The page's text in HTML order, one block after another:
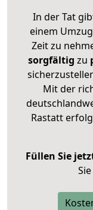
In der Tat
einem
Zeit zu
sorgfältig zu
Mit der
Rastatt
Füllen Sie